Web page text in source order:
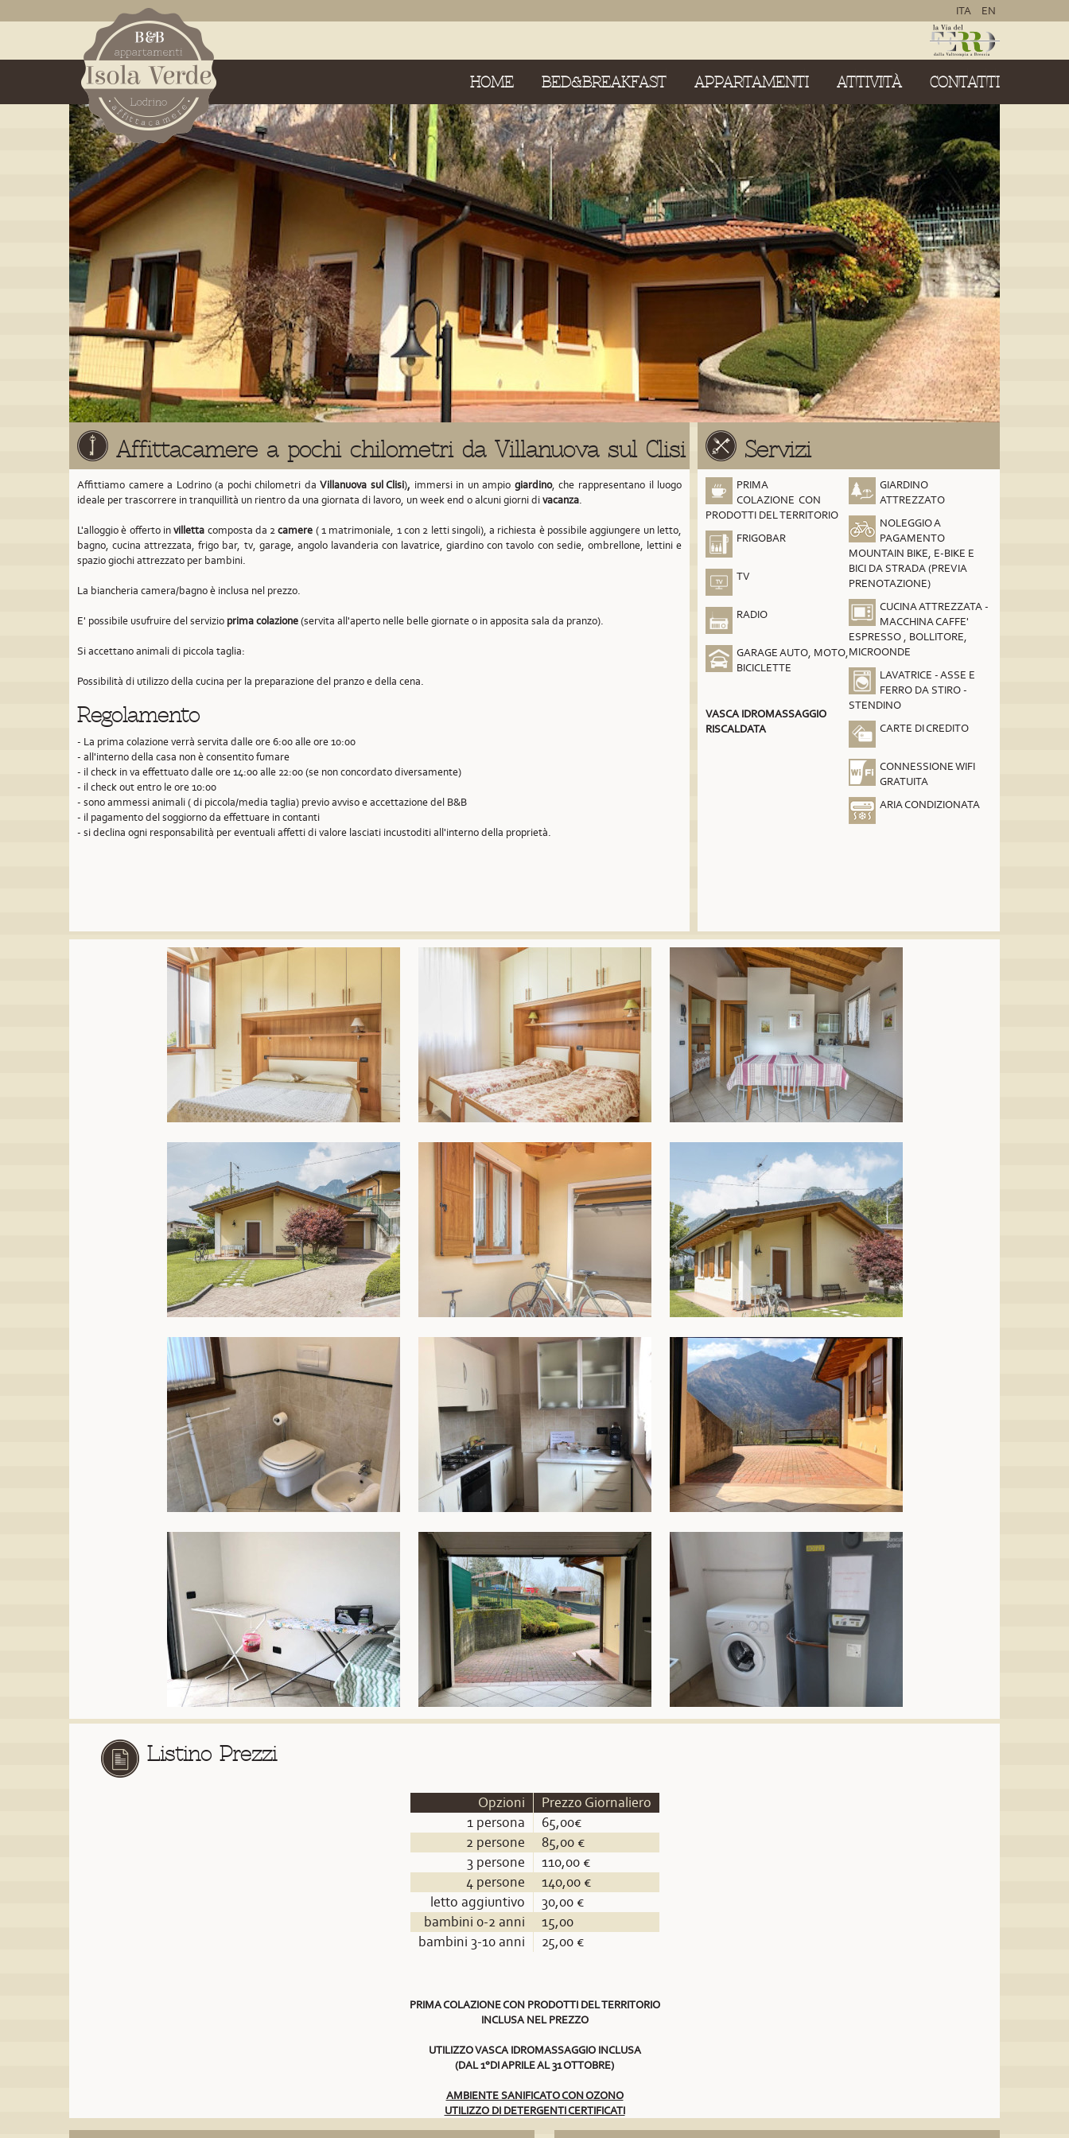
ITA EN
HOME BED&BREAKFAST APPARTAMENTI ATTIVITÀ CONTATTI
Affittacamere a pochi chilometri da Villanuova sul Clisi
Affittiamo camere a Lodrino (a pochi chilometri daVillanuova sul Clisi), immersi in un ampio giardino, che rappresentano il luogo
ideale per trascorrere in tranquillità un rientro da una giornata di lavoro, un week end o alcuni giorni divacanza.
L'alloggio è offerto invilletta composta da 2camere ( 1 matrimoniale, 1 con 2 letti singoli), a richiesta è possibile aggiungere un letto,
bagno, cucina attrezzata, frigo bar, tv, garage, angolo lavanderia con lavatrice, giardino con tavolo con sedie, ombrellone, lettini e
spazio giochi attrezzato per bambini.
La biancheria camera/bagno è inclusa nel prezzo.
E' possibile usufruire del servizio prima colazione(servita all'aperto nelle belle giornate o in apposita sala da pranzo).
Si accettano animali di piccola taglia:
Possibilità di utilizzo della cucina per la preparazione del pranzo e della cena.
Regolamento
- La prima colazione verrà servita dalle ore 6:00 alle ore 10:00
- all'interno della casa non è consentito fumare
- il check in va effettuato dalle ore 14:00 alle 22:00 (se non concordato diversamente)
- il check out entro le ore 10:00
- sono ammessi animali ( di piccola/media taglia) previo avviso e accettazione del B&B
- il pagamento del soggiorno da effettuare in contanti
- si declina ogni responsabilità per eventuali affetti di valore lasciati incustoditi all'interno della proprietà.
Servizi
PRIMA
COLAZIONE CON
PRODOTTI DEL TERRITORIO
FRIGOBAR
TV
RADIO
GARAGE AUTO, MOTO,
BICICLETTE
VASCA IDROMASSAGGIO
RISCALDATA
GIARDINO
ATTREZZATO
NOLEGGIO A
PAGAMENTO
MOUNTAIN BIKE, E-BIKE E
BICI DA STRADA (PREVIA
PRENOTAZIONE)
CUCINA ATTREZZATA -
MACCHINA CAFFE'
ESPRESSO , BOLLITORE,
MICROONDE
LAVATRICE - ASSE E
FERRO DA STIRO -
STENDINO
CARTE DI CREDITO
CONNESSIONE WIFI
GRATUITA
ARIA CONDIZIONATA
Listino Prezzi
Opzioni
Prezzo Giornaliero
1 persona
65,00€
2 persone
85,00 €
3 persone
110,00 €
4 persone
140,00 €
letto aggiuntivo
30,00 €
bambini 0-2 anni
15,00
bambini 3-10 anni
25,00 €
PRIMA COLAZIONE CON PRODOTTI DEL TERRITORIO
INCLUSA NEL PREZZO
UTILIZZO VASCA IDROMASSAGGIO INCLUSA
(DAL 1°DI APRILE AL 31 OTTOBRE)
AMBIENTE SANIFICATO CON OZONO
UTILIZZO DI DETERGENTI CERTIFICATI